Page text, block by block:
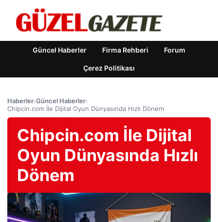
Güncel Haberler Firma Rehberi Forum
Çerez Politikası
Haberler›Güncel Haberler›
Chipcin.com İle Dijital Oyun Dünyasında Hızlı Dönem
Chipcin.com İle Dijital
Oyun Dünyasında Hızlı
Dönem